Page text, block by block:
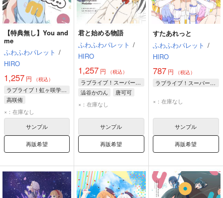
【特典無し】You and
me
ふわふわパレット /
HIRO
1,257 円 （税込）
ラブライブ！虹ヶ咲学園スクールアイドル同好会
高咲侑
×：在庫なし
サンプル
再販希望
君と始める物語
ふわふわパレット /
HIRO
1,257 円 （税込）
ラブライブ！スーパースター!!
澁谷かのん
唐可可
×：在庫なし
サンプル
再販希望
すたあれっと
ふわふわパレット /
HIRO
787円 （税込）
ラブライブ！スーパースター!!
×：在庫なし
サンプル
再販希望